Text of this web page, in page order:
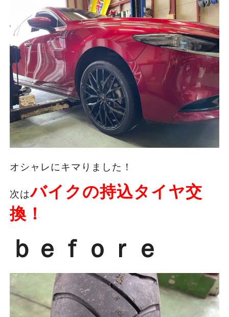
オシャレにキマりました！
次はバイクの持込タイヤ交
換！
ｂｅｆｏｒｅ